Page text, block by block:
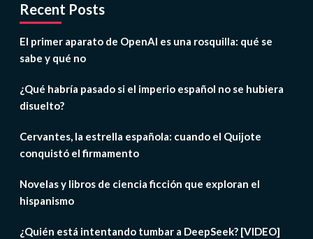
Recent Posts
El primer aparato de OpenAI es una rosquilla: qué se
sabe y qué no
¿Qué habría pasado si el imperio español no se hubiera
disuelto?
Cervantes, la estrella española: cuando el Quijote
conquistó el firmamento
Novelas y libros de ciencia ficción que exploran el
hispanismo
¿Quién está intentando tumbar a DeepSeek? [VIDEO]